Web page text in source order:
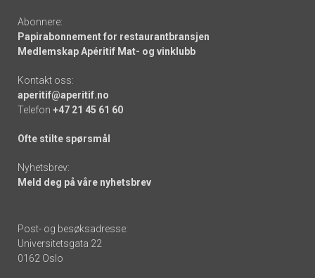
Abonnere:
Papirabonnement for restaurantbransjen
Medlemskap Apéritif Mat- og vinklubb
Kontakt oss:
aperitif@aperitif.no
Telefon +47 21 45 61 60
Ofte stilte spørsmål
Nyhetsbrev:
Meld deg på våre nyhetsbrev
Post- og besøksadresse:
Universitetsgata 22
0162 Oslo